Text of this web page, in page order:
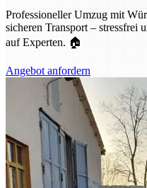
Professioneller Umzug mit
sicheren Transport – stressfrei
auf Experten. 🏠
Angebot anfordern